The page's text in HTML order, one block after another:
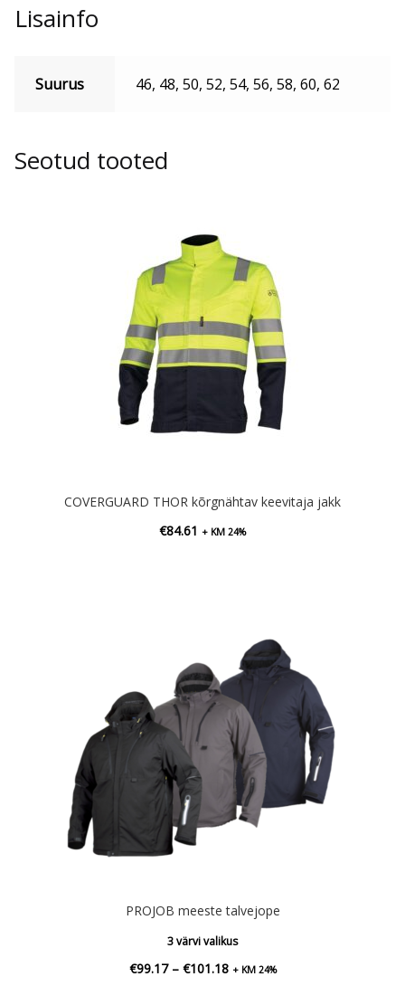
Lisainfo
Suurus 46, 48, 50, 52, 54, 56, 58, 60, 62
Seotud tooted
COVERGUARD THOR kõrgnähtav keevitaja jakk
€84.61 + KM 24%
PROJOB meeste talvejope
3 värvi valikus
€99.17 – €101.18Hinnavahemik:
+ KM 24%